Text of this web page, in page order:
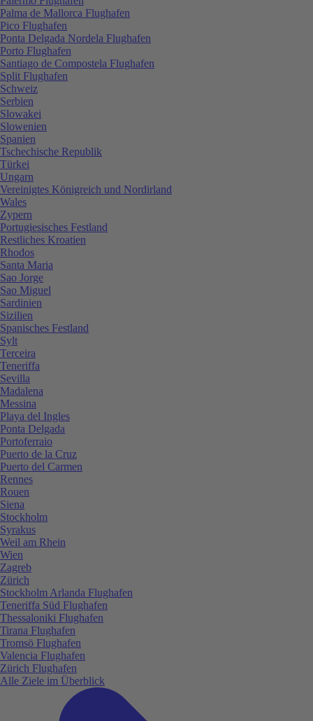
Palma de Mallorca Flughafen
Pico Flughafen
Ponta Delgada Nordela Flughafen
Porto Flughafen
Santiago de Compostela Flughafen
Split Flughafen
Schweiz
Serbien
Slowakei
Slowenien
Spanien
Tschechische Republik
Türkei
Ungarn
Vereinigtes Königreich und Nordirland
Wales
Zypern
Portugiesisches Festland
Restliches Kroatien
Rhodos
Santa Maria
Sao Jorge
Sao Miguel
Sardinien
Sizilien
Spanisches Festland
Sylt
Terceira
Teneriffa
Sevilla
Madalena
Messina
Playa del Ingles
Ponta Delgada
Portoferraio
Puerto de la Cruz
Puerto del Carmen
Rennes
Rouen
Siena
Stockholm
Syrakus
Weil am Rhein
Wien
Zagreb
Zürich
Stockholm Arlanda Flughafen
Teneriffa Süd Flughafen
Thessaloniki Flughafen
Tirana Flughafen
Tromsö Flughafen
Valencia Flughafen
Zürich Flughafen
Alle Ziele im Überblick